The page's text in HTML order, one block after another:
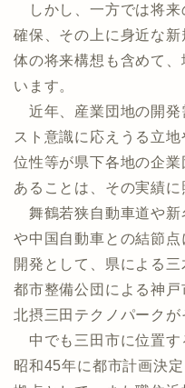
しかし、一方では将来
確保、その上に身近な
体の将来構想も含めて
います。
近年、産業団地の開発
スト意識に応えうる立
位性等が県下各地の企
あることは、その実績に
舞鶴若狭自動車道や新
や中国自動車との結節
開発として、県による
都市整備公団による神
北摂三田テクノパークが
中でも三田市に位置す
昭和45年に都市計画決